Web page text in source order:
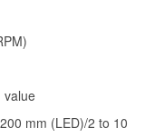
value
mm (LED)/2 to 10